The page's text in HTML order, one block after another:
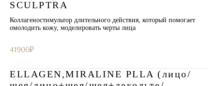
SCULPTRA
Коллагеностимультор длительного действия, который помогает
омолодить кожу, моделировать черты лица
41900₽
ELLAGEN,MIRALINE PLLA (лицо/